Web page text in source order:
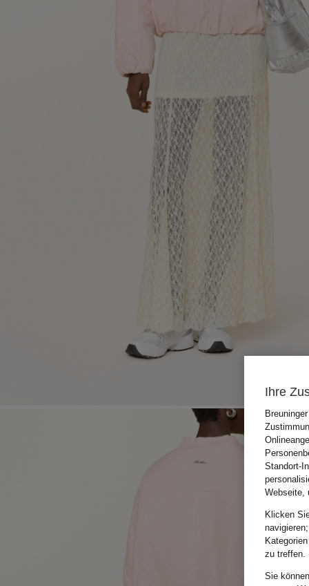
Ihre
Standort-
Webseite,
Klicken
zu treffen.
Sie